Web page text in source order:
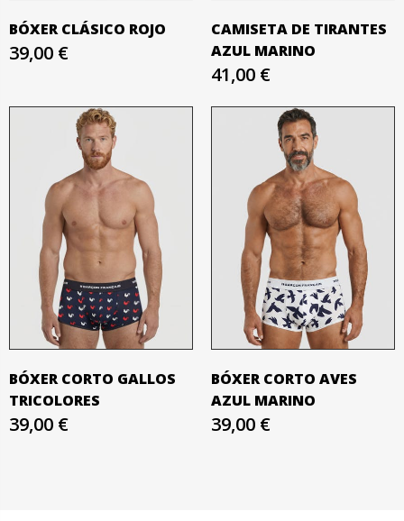
BÓXER CLÁSICO ROJO
39,00 €
CAMISETA DE TIRANTES
AZUL MARINO
41,00 €
BÓXER CORTO GALLOS
TRICOLORES
39,00 €
BÓXER CORTO AVES
AZUL MARINO
39,00 €